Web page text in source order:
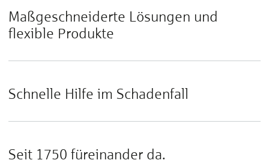
Maßgeschneiderte Lösungen und
flexible Produkte
Schnelle Hilfe im Schadenfall
Seit 1750 füreinander da.